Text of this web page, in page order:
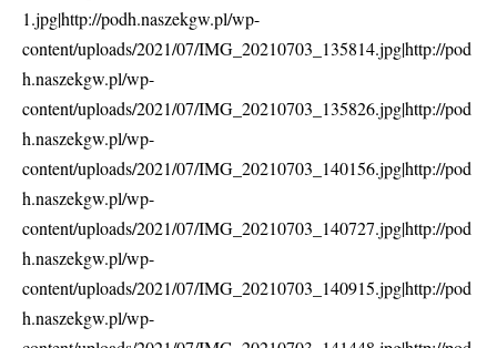
1.jpg|http://podh.naszekgw.pl/wp-
content/uploads/2021/07/IMG_20210703_135814.jpg|http://pod
h.naszekgw.pl/wp-
content/uploads/2021/07/IMG_20210703_135826.jpg|http://pod
h.naszekgw.pl/wp-
content/uploads/2021/07/IMG_20210703_140156.jpg|http://pod
h.naszekgw.pl/wp-
content/uploads/2021/07/IMG_20210703_140727.jpg|http://pod
h.naszekgw.pl/wp-
content/uploads/2021/07/IMG_20210703_140915.jpg|http://pod
h.naszekgw.pl/wp-